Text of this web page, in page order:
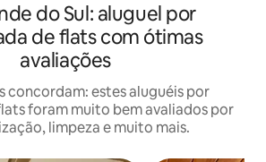
do Sul: aluguel por
de flats com ótimas
avaliações
concordam: estes aluguéis por
foram muito bem avaliados por
limpeza e muito mais.